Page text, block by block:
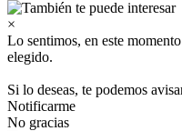
×
Lo sentimos, en este
elegido.
Si lo deseas, te podemos
Notificarme
No gracias